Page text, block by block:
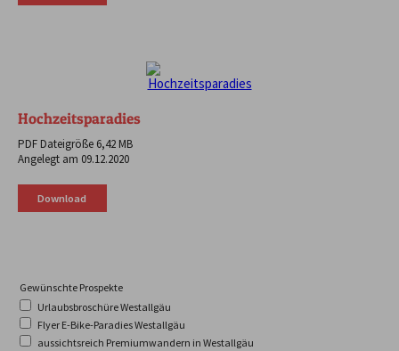
Hochzeitsparadies
PDF Dateigröße 6,42 MB
Angelegt am 09.12.2020
Download
Gewünschte Prospekte
Urlaubsbroschüre Westallgäu
Flyer E-Bike-Paradies Westallgäu
aussichtsreich Premiumwandern in Westallgäu